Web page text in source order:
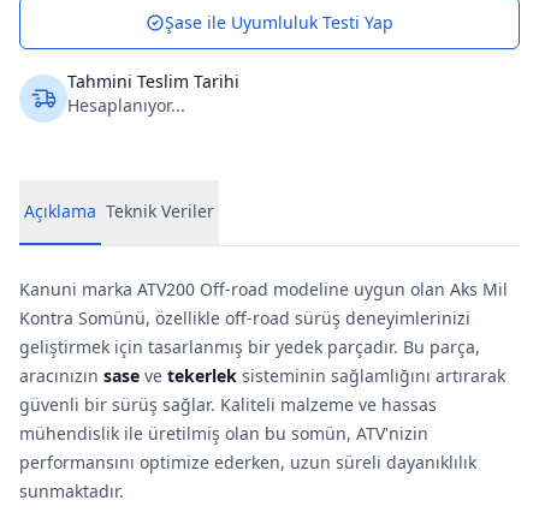
Şase ile Uyumluluk Testi Yap
Tahmini Teslim Tarihi
Hesaplanıyor...
Açıklama Teknik Veriler
Kanuni marka ATV200 Off-road modeline uygun olan Aks Mil
Kontra Somünü, özellikle off-road sürüş deneyimlerinizi
geliştirmek için tasarlanmış bir yedek parçadır. Bu parça,
aracınızın sase ve tekerlek sisteminin sağlamlığını artırarak
güvenli bir sürüş sağlar. Kaliteli malzeme ve hassas
mühendislik ile üretilmiş olan bu somün, ATV'nizin
performansını optimize ederken, uzun süreli dayanıklılık
sunmaktadır.